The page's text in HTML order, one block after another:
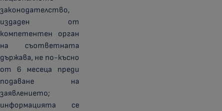
законодателство,
издаден от
компетентен орган
на съответната
държава, не по-късно
от 6 месеца преди
подаване на
заявлението;
информацията се